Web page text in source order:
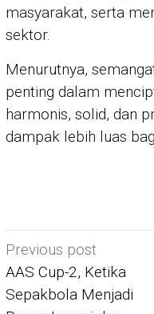
masyarakat, serta
sektor.
Menurutnya,
penting dalam
harmonis, solid, dan
dampak lebih luas
Post
navigation
Previous post
AAS Cup-2, Ketika
Sepakbola Menjadi